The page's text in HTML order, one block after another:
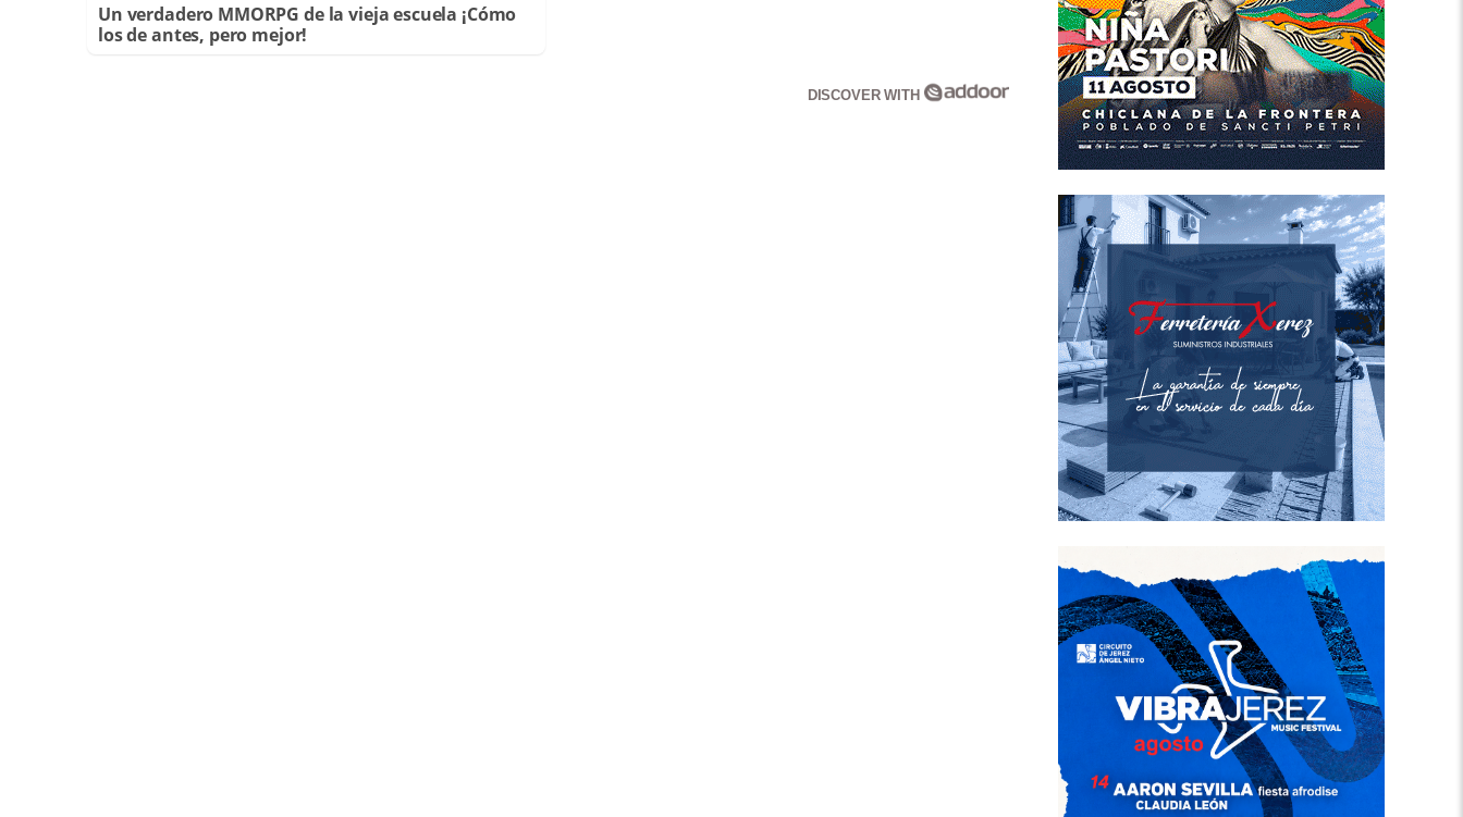
Un verdadero MMORPG de la vieja escuela ¡Cómo
los de antes, pero mejor!
DISCOVER WITH